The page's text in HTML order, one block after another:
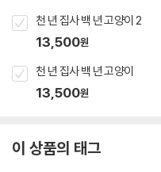
천 년 집사 백 년 고양이 2
13,500원
천 년 집사 백 년 고양이
13,500원
이 상품의 태그